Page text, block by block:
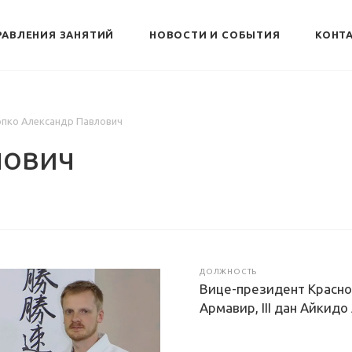
ЗАНЯТИЙ НОВОСТИ И СОБЫТИЯ
Александр Павлович
ДОЛЖНОСТЬ
Вице-президент
Армавир, III дан Айкидо